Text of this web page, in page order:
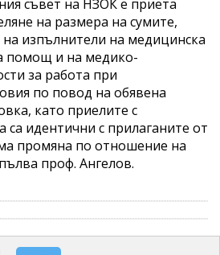
съвет на НЗОК е приета
на размера на сумите,
изпълнители на медицинска
помощ и на медико-
за работа при
по повод на обявена
като приелите с
са идентични с прилаганите от
промяна по отношение на
проф. Ангелов.